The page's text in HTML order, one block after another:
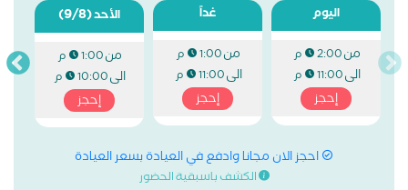
اليوم
من2:00 م
الى11:00 م
إحجز
غداً
من1:00 م
الى11:00 م
إحجز
الأحد(9/8)
من1:00 م
الى10:00 م
إحجز
احجز الان مجانا وادفع في العيادة بسعر العيادة
الكشف باسبقية الحضور